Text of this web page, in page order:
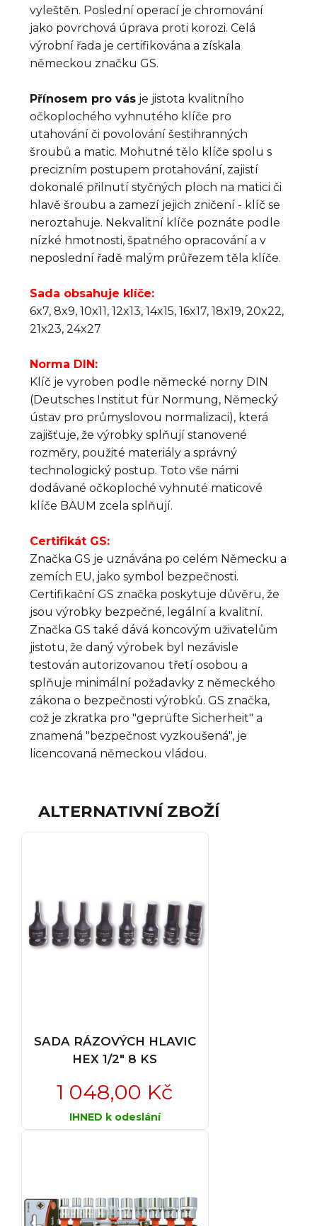
vyleštěn. Poslední operací je chromování
jako povrchová úprava proti korozi. Celá
výrobní řada je certifikována a získala
německou značku GS.
Přínosem pro vás je jistota kvalitního
očkoplochého vyhnutého klíče pro
utahování či povolování šestihranných
šroubů a matic. Mohutné tělo klíče spolu s
precizním postupem protahování, zajistí
dokonalé přilnutí styčných ploch na matici či
hlavě šroubu a zamezí jejich zničení - klíč se
neroztahuje. Nekvalitní klíče poznáte podle
nízké hmotnosti, špatného opracování a v
neposlední řadě malým průřezem těla klíče.
Sada obsahuje klíče:
6x7, 8x9, 10x11, 12x13, 14x15, 16x17, 18x19, 20x22,
21x23, 24x27
Norma DIN:
Klíč je vyroben podle německé norny DIN
(Deutsches Institut für Normung, Německý
ústav pro průmyslovou normalizaci), která
zajišťuje, že výrobky splňují stanovené
rozměry, použité materiály a správný
technologický postup. Toto vše námi
dodávané očkoploché vyhnuté maticové
klíče BAUM zcela splňují.
Certifikát GS:
Značka GS je uznávána po celém Německu a
zemích EU, jako symbol bezpečnosti.
Certifikační GS značka poskytuje důvěru, že
jsou výrobky bezpečné, legální a kvalitní.
Značka GS také dává koncovým uživatelům
jistotu, že daný výrobek byl nezávisle
testován autorizovanou třetí osobou a
splňuje minimální požadavky z německého
zákona o bezpečnosti výrobků. GS značka,
což je zkratka pro "geprüfte Sicherheit" a
znamená "bezpečnost vyzkoušená", je
licencovaná německou vládou.
ALTERNATIVNÍ ZBOŽÍ
SADA RÁZOVÝCH HLAVIC
HEX 1/2" 8 KS
1 048,00 Kč
IHNED k odeslání